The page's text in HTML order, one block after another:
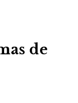
de